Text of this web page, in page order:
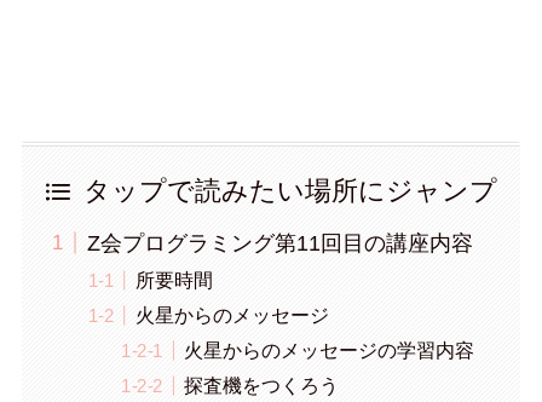
タップで読みたい場所にジャンプ
Z会プログラミング第11回目の講座内容
所要時間
火星からのメッセージ
火星からのメッセージの学習内容
探査機をつくろう